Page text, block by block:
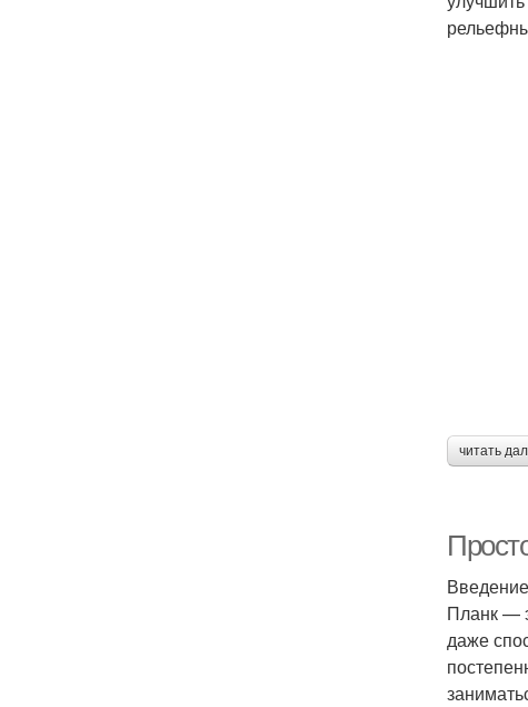
читать
Введение
Планк —
даже